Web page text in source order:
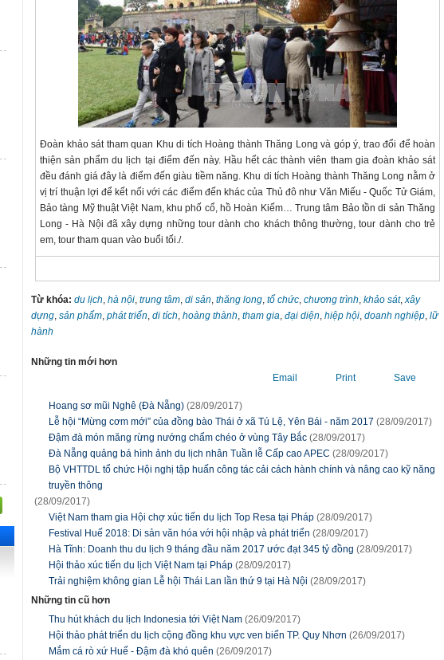
Đoàn khảo sát tham quan Khu di tích Hoàng thành Thăng Long và góp ý, trao đổi để hoàn
thiện sản phẩm du lịch tại điểm đến này. Hầu hết các thành viên tham gia đoàn khảo sát
đều đánh giá đây là điểm đến giàu tiềm năng. Khu di tích Hoàng thành Thăng Long nằm ở
vị trí thuận lợi để kết nối với các điểm đến khác của Thủ đô như Văn Miếu - Quốc Tử Giám,
Bảo tàng Mỹ thuật Việt Nam, khu phố cổ, hồ Hoàn Kiếm… Trung tâm Bảo tồn di sản Thăng
Long - Hà Nội đã xây dựng những tour dành cho khách thông thường, tour dành cho trẻ
em, tour tham quan vào buổi tối./.
Từ khóa: du lịch hà nội trung tâm di sản thăng long tổ chức chương trình khảo sát, xây
dựng sản phẩm phát triển di tích hoàng thành tham gia đại diện hiệp hội doanh nghiệp lữ
hành
Email Print Save
Những tin mới hơn
Hoang sơ mũi Nghê (Đà Nẵng) (28/09/2017)
Lễ hội “Mừng cơm mới” của đồng bào Thái ở xã Tú Lệ, Yên Bái - năm 2017 (28/09/2017)
Đậm đà món măng rừng nướng chẩm chéo ở vùng Tây Bắc (28/09/2017)
Đà Nẵng quảng bá hình ảnh du lịch nhân Tuần lễ Cấp cao APEC (28/09/2017)
Bộ VHTTDL tổ chức Hội nghị tập huấn công tác cải cách hành chính và nâng cao kỹ năng
truyền thông
(28/09/2017)
Việt Nam tham gia Hội chợ xúc tiến du lịch Top Resa tại Pháp (28/09/2017)
Festival Huế 2018: Di sản văn hóa với hội nhập và phát triển (28/09/2017)
Hà Tĩnh: Doanh thu du lịch 9 tháng đầu năm 2017 ước đạt 345 tỷ đồng (28/09/2017)
Hội thảo xúc tiến du lịch Việt Nam tại Pháp (28/09/2017)
Trải nghiệm không gian Lễ hội Thái Lan lần thứ 9 tại Hà Nội (28/09/2017)
Những tin cũ hơn
Thu hút khách du lịch Indonesia tới Việt Nam (26/09/2017)
Hội thảo phát triển du lịch cộng đồng khu vực ven biển TP. Quy Nhơn (26/09/2017)
Mắm cá rò xứ Huế - Đậm đà khó quên (26/09/2017)